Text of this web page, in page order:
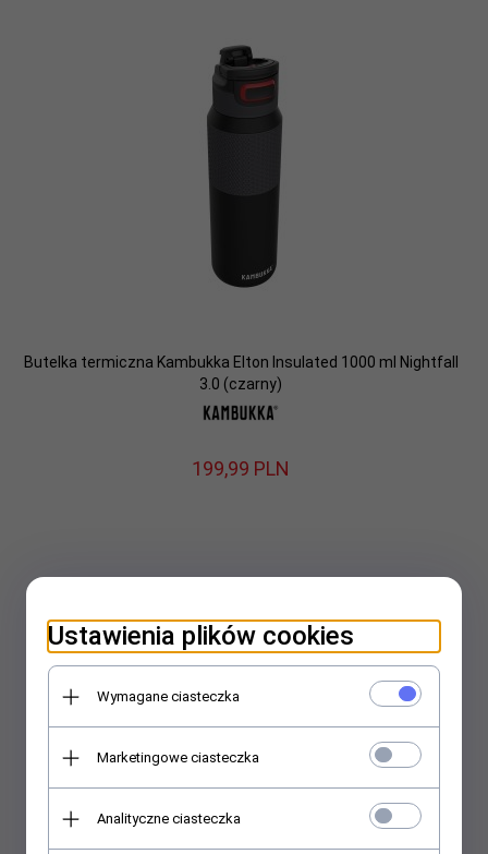
Butelka termiczna Kambukka Elton Insulated 1000 ml Nightfall
3.0 (czarny)
199,99 PLN
Ustawienia plików cookies
Wymagane ciasteczka
Marketingowe ciasteczka
Analityczne ciasteczka